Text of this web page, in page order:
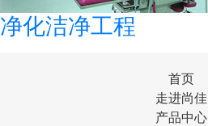
净化洁净工程
首页
走进尚佳
产品中心